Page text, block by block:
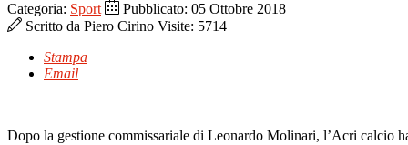
Categoria: Sport
Pubblicato: 05 Ottobre 2018
Scritto da Piero Cirino Visite: 5714
Stampa
Email
Dopo la gestione commissariale di Leonardo Molinari, l’Acri calcio